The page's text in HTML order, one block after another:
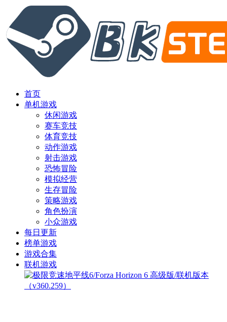
首页
单机游戏
休闲游戏
赛车竞技
体育竞技
动作游戏
射击游戏
恐怖冒险
模拟经营
生存冒险
策略游戏
角色扮演
小众游戏
每日更新
榜单游戏
游戏合集
联机游戏